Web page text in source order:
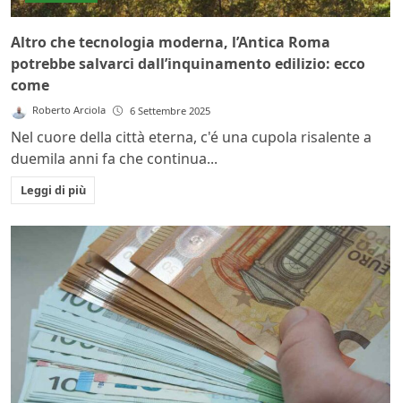
Altro che tecnologia moderna, l’Antica Roma
potrebbe salvarci dall’inquinamento edilizio: ecco
come
Roberto Arciola 6 Settembre 2025
Nel cuore della città eterna, c'é una cupola risalente a
duemila anni fa che continua...
Leggi di più